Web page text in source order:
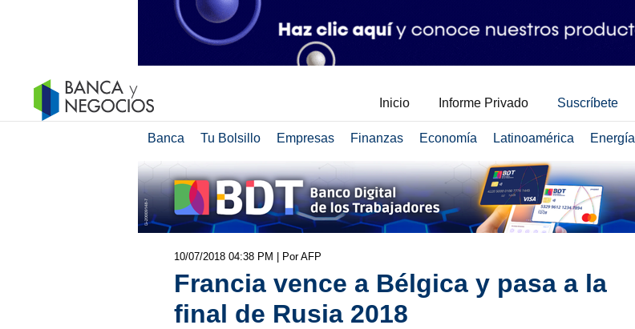
Inicio Informe Privado Suscríbete
Banca Tu Bolsillo Empresas Finanzas Economía Latinoamérica Energía
10/07/2018 04:38 PM | Por AFP
Francia vence a Bélgica y pasa a la
final de Rusia 2018